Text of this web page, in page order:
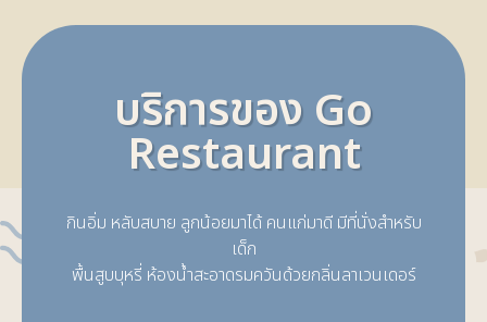
บริการของ Go
Restaurant
กินอิ่ม หลับสบาย ลูกน้อยมาได้ คนแก่มาดี มีที่นั่งสำหรับ
เด็ก
พื้นสูบบุหรี่ ห้องน้ำสะอาดรมควันด้วยกลิ่นลาเวนเดอร์